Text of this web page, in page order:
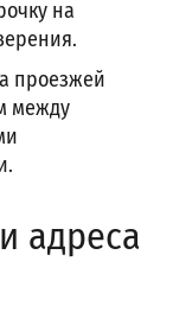
на
проезжей
между
адреса